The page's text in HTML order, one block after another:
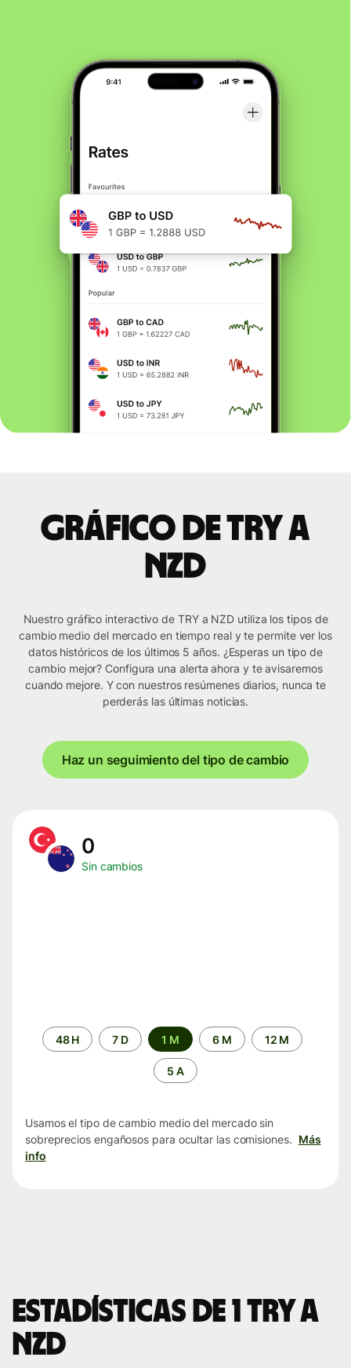
Gráfico de TRY a
NZD
Nuestro gráfico interactivo de TRY a NZD utiliza los tipos de
cambio medio del mercado en tiempo real y te permite ver los
datos históricos de los últimos 5 años. ¿Esperas un tipo de
cambio mejor? Configura una alerta ahora y te avisaremos
cuando mejore. Y con nuestros resúmenes diarios, nunca te
perderás las últimas noticias.
Haz un seguimiento del tipo de cambio
0
Sin cambios
Periodo48 H 7 D 1 M 6 M 12 M
5 A
Usamos el tipo de cambio medio del mercado sin
sobreprecios engañosos para ocultar las comisiones. Más
info
Estadísticas de 1 TRY a
NZD